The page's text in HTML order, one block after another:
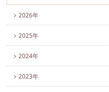
2026年
2025年
2024年
2023年